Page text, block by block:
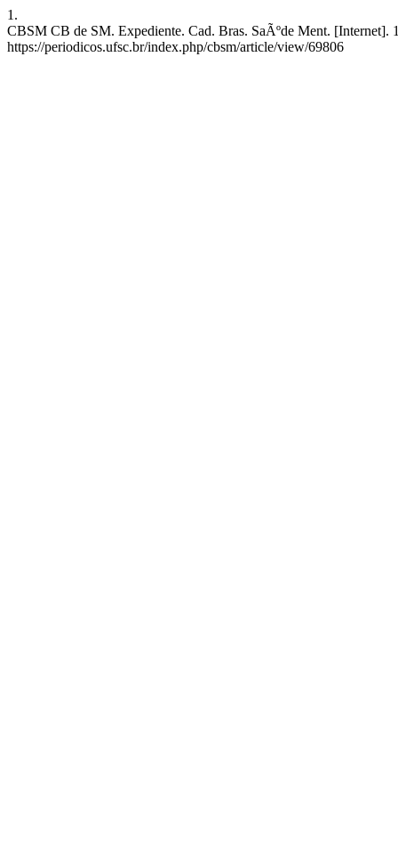
1.
CBSM CB de SM. Expediente. Cad. Bras. SaÃºde Ment.
https://periodicos.ufsc.br/index.php/cbsm/article/view/69806